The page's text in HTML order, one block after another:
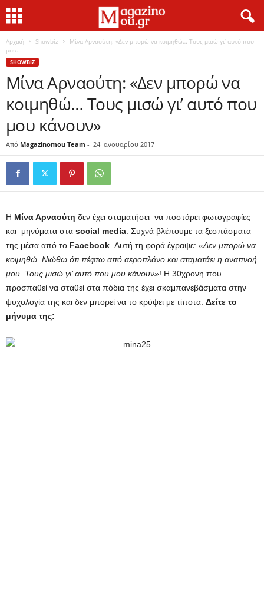
Αρχική Showbiz
Μίνα Αρναούτη: «Δεν μπορώ να κοιμηθώ… Τους μισώ γι’ αυτό που
μου...
SHOWBIZ
Μίνα Αρναούτη: «Δεν μπορώ να
κοιμηθώ… Τους μισώ γι’ αυτό που
μου κάνουν»
Από Magazinomou Team - 24 Ιανουαρίου 2017
Η Μίνα Αρναούτη δεν έχει σταματήσει να ποστάρει φωτογραφίες
και μηνύματα στα social media . Συχνά βλέπουμε τα ξεσπάσματα
της μέσα από το Facebook . Αυτή τη φορά έγραψε: «Δεν μπορώ να
κοιμηθώ. Νιώθω ότι πέφτω από αεροπλάνο και σταματάει η αναπνοή
μου. Τους μισώ γι’ αυτό που μου κάνουν»! Η 30χρονη που
προσπαθεί να σταθεί στα πόδια της έχει σκαμπανεβάσματα στην
ψυχολογία της και δεν μπορεί να το κρύψει με τίποτα. Δείτε το
μήνυμα της: